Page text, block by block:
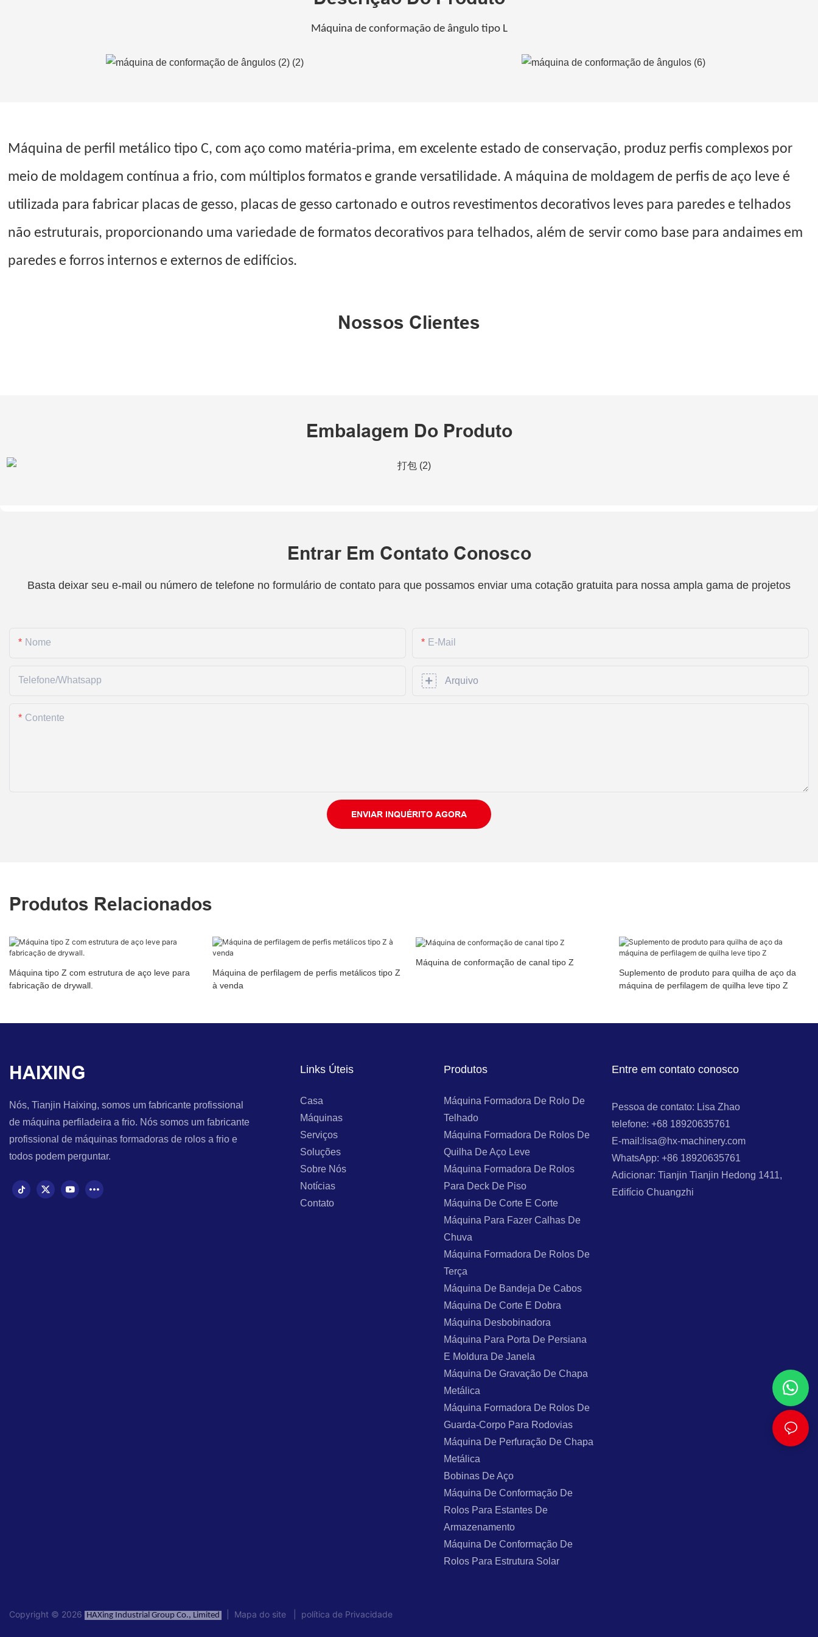
Máquina de conformação de ângulo tipo L
Máquina de perfil metálico tipo C, com aço como matéria-prima, em excelente estado de conservação, produz perfis complexos por
meio de moldagem contínua a frio, com múltiplos formatos e grande versatilidade. A máquina de moldagem de perfis de aço leve é ​​
utilizada para fabricar placas de gesso, placas de gesso cartonado e outros revestimentos decorativos leves para paredes e telhados
não estruturais, proporcionando uma variedade de formatos decorativos para telhados, além de servir como base para andaimes em
paredes e forros internos e externos de edifícios.
Nossos Clientes
Embalagem Do Produto
Entrar Em Contato Conosco
Basta deixar seu e-mail ou número de telefone no formulário de contato para que possamos enviar uma cotação gratuita para nossa ampla gama de projetos
Nome E-Mail
Telefone/whatsapp Arquivo
Contente
ENVIAR INQUÉRITO AGORA
Produtos Relacionados
Máquina tipo Z com estrutura de aço leve para
fabricação de drywall.
Máquina de perfilagem de perfis metálicos tipo Z
à venda
Máquina de conformação de canal tipo Z
Suplemento de produto para quilha de aço da
máquina de perfilagem de quilha leve tipo Z
HAIXING
Nós, Tianjin Haixing, somos um fabricante profissional
de máquina perfiladeira a frio. Nós somos um fabricante
profissional de máquinas formadoras de rolos a frio e
todos podem perguntar.
Links Úteis
Casa
Máquinas
Serviços
Soluções
Sobre Nós
Notícias
Contato
Produtos
Máquina Formadora De Rolo De
Telhado
Máquina Formadora De Rolos De
Quilha De Aço Leve
Máquina Formadora De Rolos
Para Deck De Piso
Máquina De Corte E Corte
Máquina Para Fazer Calhas De
Chuva
Máquina Formadora De Rolos De
Terça
Máquina De Bandeja De Cabos
Máquina De Corte E Dobra
Máquina Desbobinadora
Máquina Para Porta De Persiana
E Moldura De Janela
Máquina De Gravação De Chapa
Metálica
Máquina Formadora De Rolos De
Guarda-Corpo Para Rodovias
Máquina De Perfuração De Chapa
Metálica
Bobinas De Aço
Máquina De Conformação De
Rolos Para Estantes De
Armazenamento
Máquina De Conformação De
Rolos Para Estrutura Solar
Entre em contato conosco
Pessoa de contato: Lisa Zhao
telefone: +68 18920635761
E-mail:lisa@hx-machinery.com
WhatsApp: +86 18920635761
Adicionar: Tianjin Tianjin Hedong 1411,
Edifício Chuangzhi
Copyright © 2026 HAXing Industrial Group Co., Limited Mapa do site política de Privacidade